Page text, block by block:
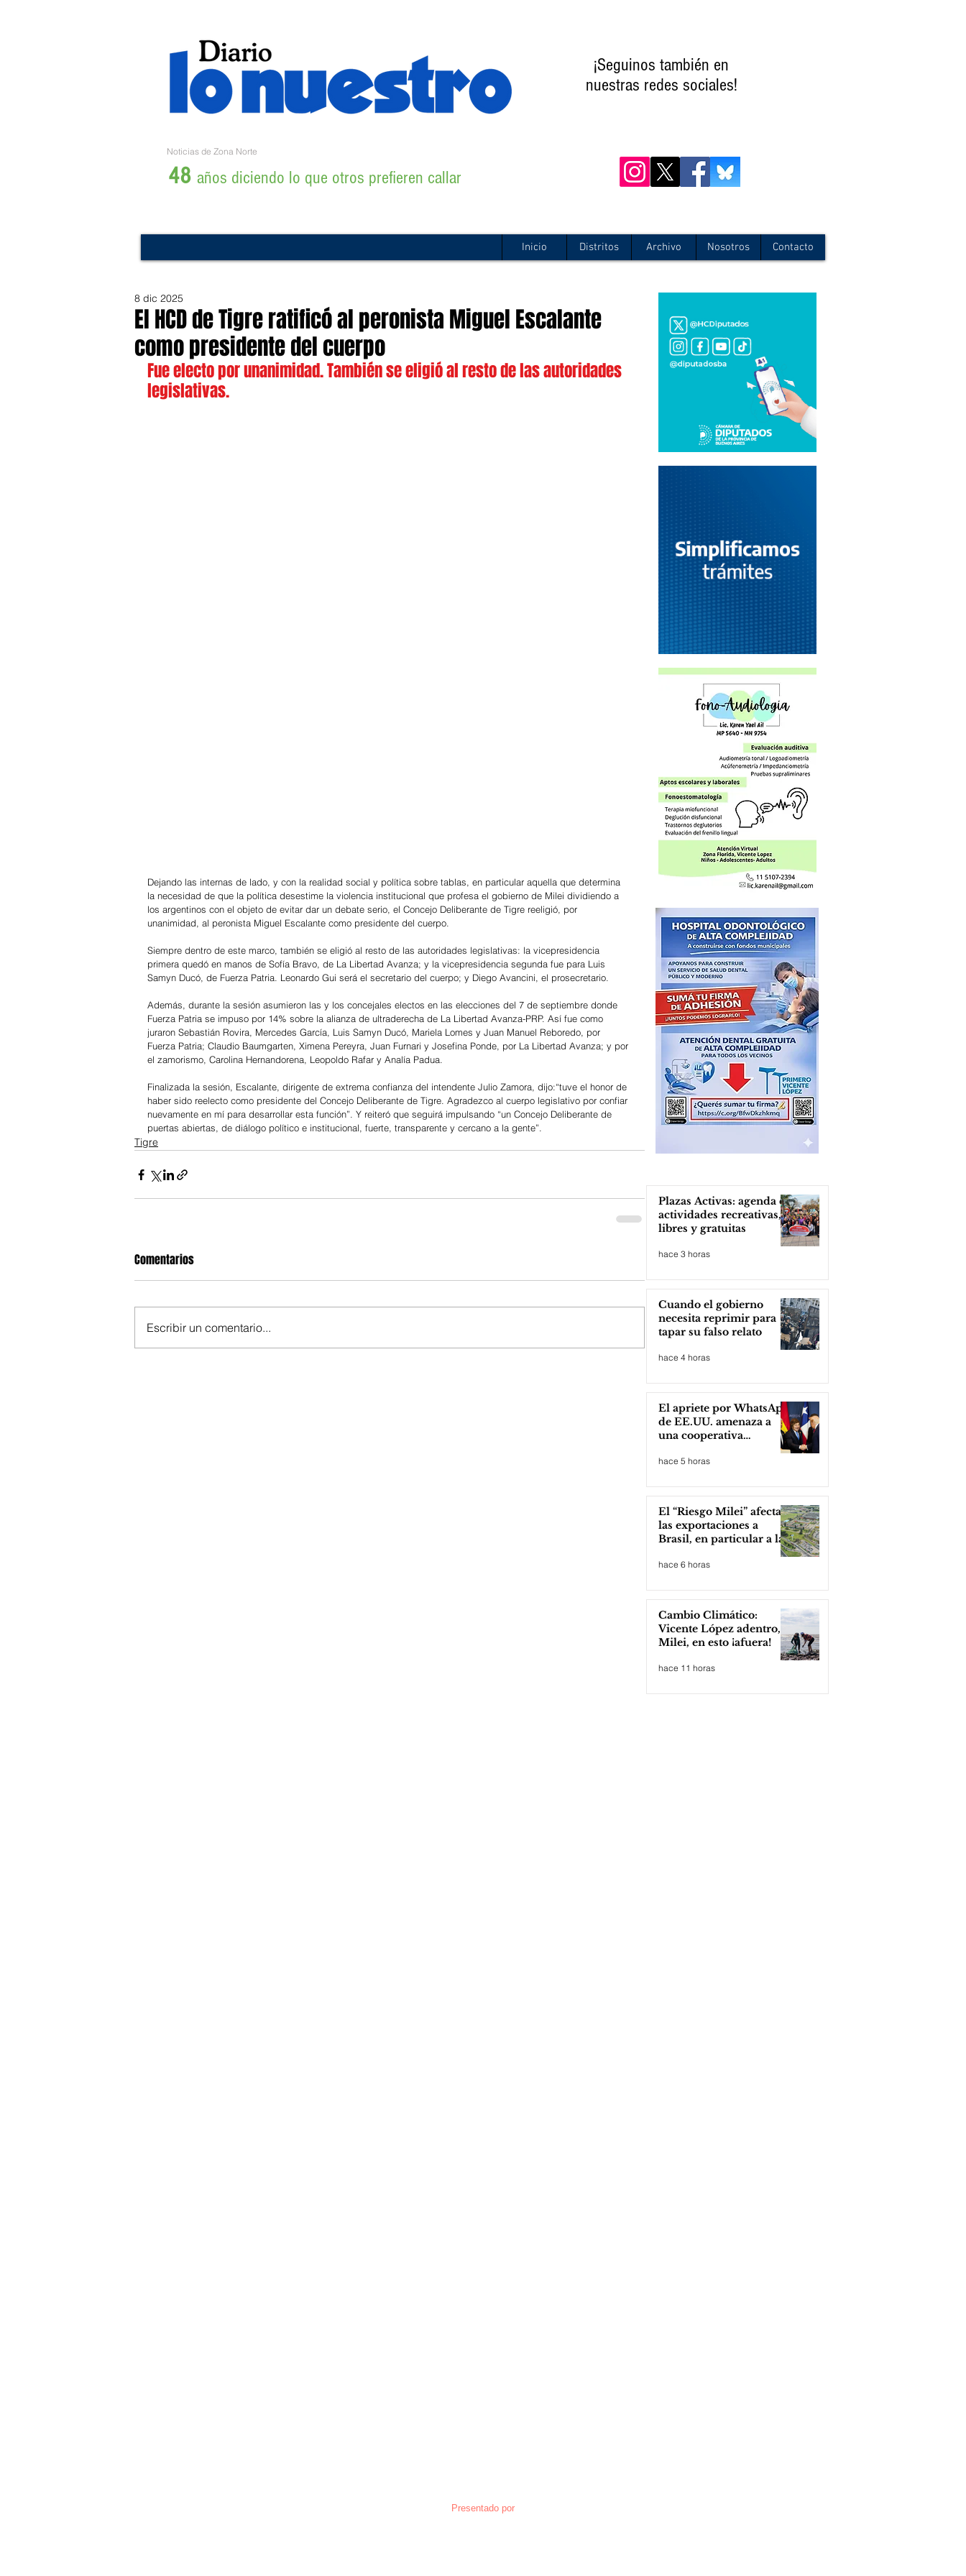
¡Seguinos también en
nuestras redes sociales!
Noticias de Zona Norte
48 años diciendo lo que otros prefieren callar
Inicio Distritos Archivo Nosotros Contacto
El HCD de Tigre ratificó al peronista Miguel Escalante
como presidente del cuerpo
8 dic 2025
Fue electo por unanimidad. También se eligió al resto de las autoridades
legislativas.
Dejando las internas de lado, y con la realidad social y política sobre tablas, en particular aquella que determina
la necesidad de que la política desestime la violencia institucional que profesa el gobierno de Milei dividiendo a
los argentinos con el objeto de evitar dar un debate serio, el Concejo Deliberante de Tigre reeligió, por
unanimidad, al peronista Miguel Escalante como presidente del cuerpo.
Siempre dentro de este marco, también se eligió al resto de las autoridades legislativas: la vicepresidencia
primera quedó en manos de Sofía Bravo, de La Libertad Avanza; y la vicepresidencia segunda fue para Luis
Samyn Ducó, de Fuerza Patria. Leonardo Gui será el secretario del cuerpo; y Diego Avancini, el prosecretario.
Además, durante la sesión asumieron las y los concejales electos en las elecciones del 7 de septiembre donde
Fuerza Patria se impuso por 14% sobre la alianza de ultraderecha de La Libertad Avanza-PRP. Así fue como
juraron Sebastián Rovira, Mercedes García, Luis Samyn Ducó, Mariela Lomes y Juan Manuel Reboredo, por
Fuerza Patria; Claudio Baumgarten, Ximena Pereyra, Juan Furnari y Josefina Ponde, por La Libertad Avanza; y por
el zamorismo, Carolina Hernandorena, Leopoldo Rafar y Analía Padua.
Finalizada la sesión, Escalante, dirigente de extrema confianza del intendente Julio Zamora, dijo:“tuve el honor de
haber sido reelecto como presidente del Concejo Deliberante de Tigre. Agradezco al cuerpo legislativo por confiar
nuevamente en mí para desarrollar esta función”. Y reiteró que seguirá impulsando “un Concejo Deliberante de
puertas abiertas, de diálogo político e institucional, fuerte, transparente y cercano a la gente”.
Tigre
Comentarios
Escribir un comentario...
Plazas Activas: agenda de
actividades recreativas,
libres y gratuitas
hace 3 horas
Cuando el gobierno
necesita reprimir para
tapar su falso relato
hace 4 horas
El apriete por WhatsApp
de EE.UU. amenaza a
una cooperativa
argentina para boicotear
a Huawei
hace 5 horas
El “Riesgo Milei” afecta
las exportaciones a
Brasil, en particular a la
industria automotriz de
la provincia
hace 6 horas
Cambio Climático:
Vicente López adentro,
Milei, en esto ¡afuera!
hace 11 horas
Presentado por